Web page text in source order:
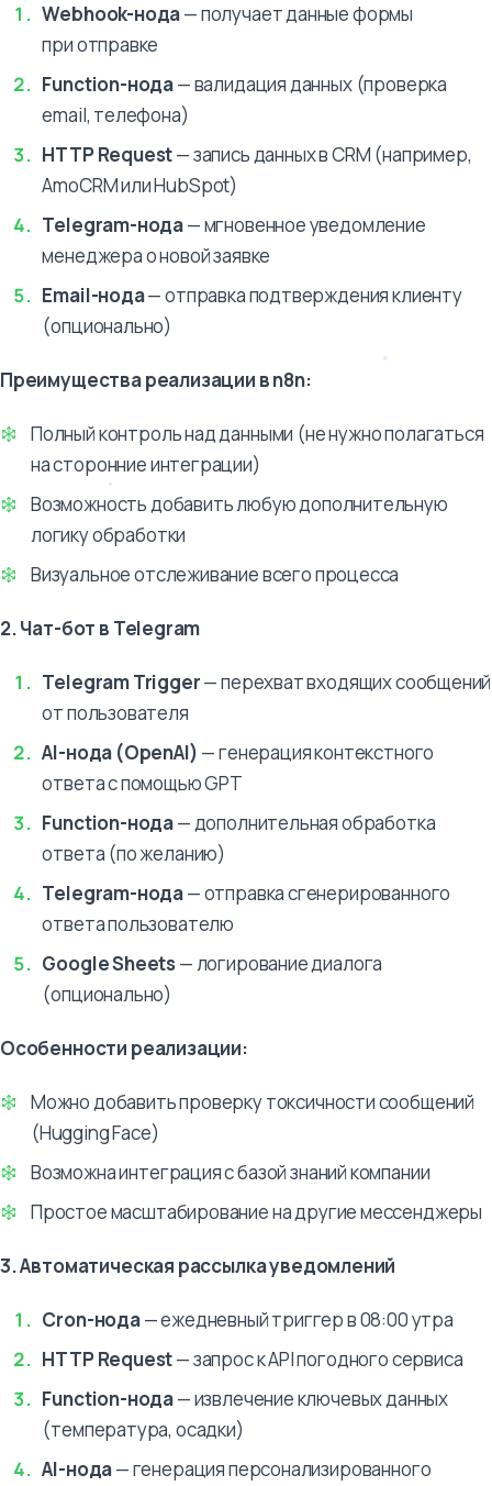
Webhook-нода— получает данные формы
при отправке
Function-нода— валидация данных (проверка
email, телефона)
HTTP Request— запись данных в CRM (например,
AmoCRM или HubSpot)
Telegram-нода— мгновенное уведомление
менеджера о новой заявке
Email-нода— отправка подтверждения клиенту
(опционально)
Преимущества реализации в n8n:
Полный контроль над данными (не нужно полагаться
на сторонние интеграции)
Возможность добавить любую дополнительную
логику обработки
Визуальное отслеживание всего процесса
2. Чат-бот в Telegram
Telegram Trigger— перехват входящих сообщений
от пользователя
AI-нода (OpenAI) — генерация контекстного
ответа с помощью GPT
Function-нода— дополнительная обработка
ответа (по желанию)
Telegram-нода— отправка сгенерированного
ответа пользователю
Google Sheets — логирование диалога
(опционально)
Особенности реализации:
Можно добавить проверку токсичности сообщений
(Hugging Face)
Возможна интеграция с базой знаний компании
Простое масштабирование на другие мессенджеры
3. Автоматическая рассылка уведомлений
Cron-нода— ежедневный триггер в 08:00 утра
HTTP Request— запрос к API погодного сервиса
Function-нода— извлечение ключевых данных
(температура, осадки)
AI-нода— генерация персонализированного